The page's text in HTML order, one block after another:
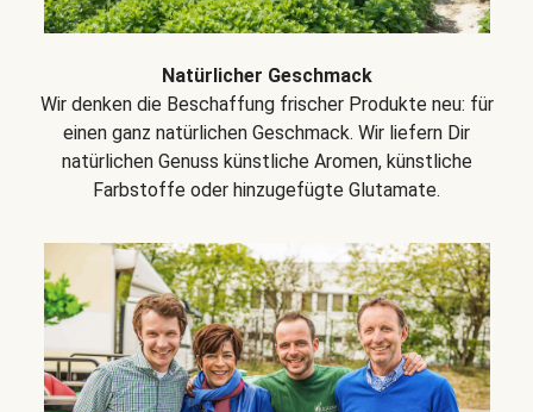
Natürlicher Geschmack
Wir denken die Beschaffung frischer Produkte neu: für
einen ganz natürlichen Geschmack. Wir liefern Dir
natürlichen Genuss künstliche Aromen, künstliche
Farbstoffe oder hinzugefügte Glutamate.